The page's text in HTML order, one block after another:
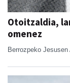
Otoitzaldia,
omenez
Berrozpeko